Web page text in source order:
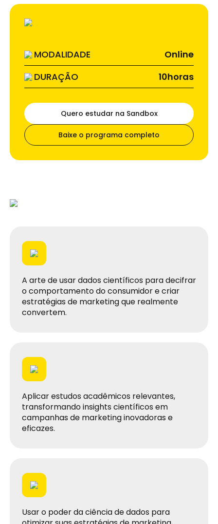
MODALIDADE
Online
DURAÇÃO
10horas
Quero estudar na Sandbox
Baixe o programa completo
A arte de usar dados científicos para decifrar
o comportamento do consumidor e criar
estratégias de marketing que realmente
convertem.
Aplicar estudos acadêmicos relevantes,
transformando insights científicos em
campanhas de marketing inovadoras e
eficazes.
Usar o poder da ciência de dados para